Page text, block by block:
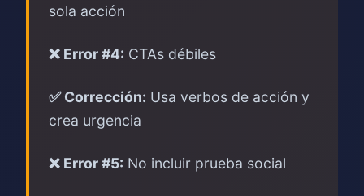
sola acción
❌ Error #4: CTAs débiles
✅ Corrección: Usa verbos de acción y
crea urgencia
❌ Error #5: No incluir prueba social